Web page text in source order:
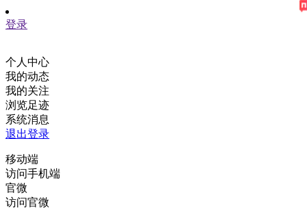
登录
个人中心
我的动态
我的关注
浏览足迹
系统消息
退出登录
移动端
访问手机端
官微
访问官微